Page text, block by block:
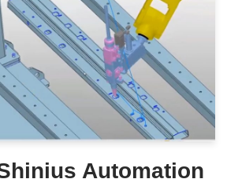
Automation